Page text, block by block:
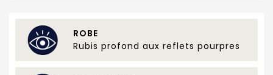
ROBE
Rubis profond aux reflets pourpres